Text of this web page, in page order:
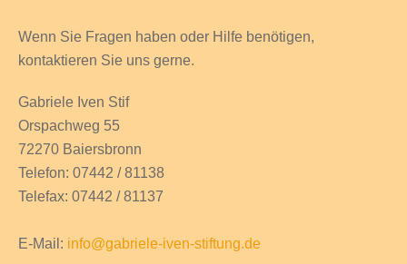
Wenn Sie Fragen haben oder Hilfe benötigen,
kontaktieren Sie uns gerne.
Gabriele Iven Stif
Orspachweg 55
72270 Baiersbronn
Telefon: 07442 / 81138
Telefax: 07442 / 81137
E-Mail: info@gabriele-iven-stiftung.de